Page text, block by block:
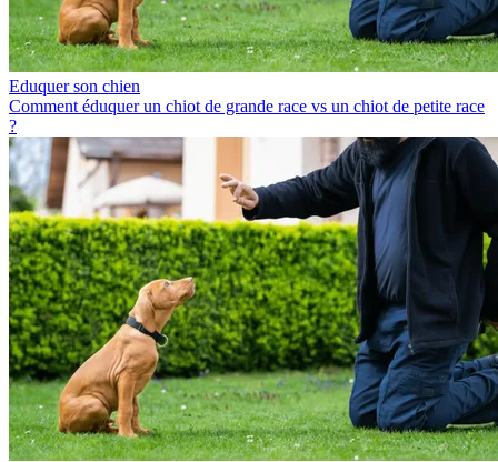
Eduquer son chien
Comment éduquer un chiot de grande race vs un chiot de petite race
?